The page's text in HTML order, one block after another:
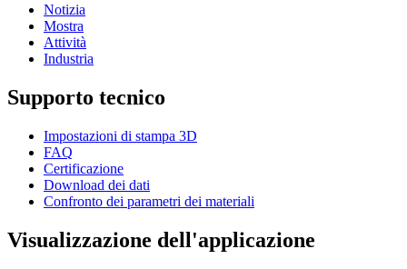
Notizia
Mostra
Attività
Industria
Supporto tecnico
Impostazioni di stampa 3D
FAQ
Certificazione
Download dei dati
Confronto dei parametri dei materiali
Visualizzazione dell'applicazione